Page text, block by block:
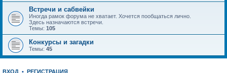
Встречи и сабвейки
Иногда рамок форума не хватает. Хочется пообщаться лично.
Здесь назначаются встречи.
Темы: 105
Конкурсы и загадки
Темы: 45
ВХОД • РЕГИСТРАЦИЯ